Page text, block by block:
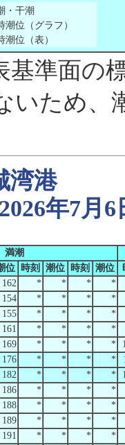
・干潮
潮位（グラフ）
潮位（表）
基準面の
いため、
湾港
年7月
満潮
位 時刻 潮位 時刻 潮位
162 * * *
*
154 * * *
*
155 * * *
*
161 * * *
*
169 * * * *
176 * * * *
182 * * * *
186 * * *
*
188 * * *
*
189 * * *
*
191 * * *
*